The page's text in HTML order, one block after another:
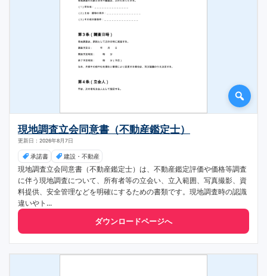
現地調査立会同意書（不動産鑑定士）
更新日：2026年8月7日
承諾書 建設・不動産
現地調査立会同意書（不動産鑑定士）は、不動産鑑定評価や価格等調査
に伴う現地調査について、所有者等の立会い、立入範囲、写真撮影、資
料提供、安全管理などを明確にするための書類です。現地調査時の認識
違いやト...
ダウンロードページへ